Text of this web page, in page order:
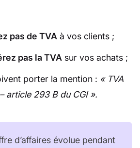
pas de TVA à vos clients ;
pas la TVA sur vos achats ;
porter la mention : « TVA
article 293 B du CGI ».
d’affaires évolue pendant